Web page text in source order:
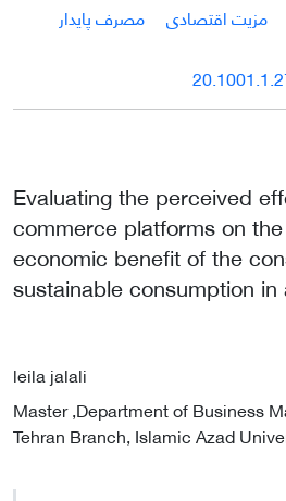
مزیت اقتصادی
مصرف پایدار
Evaluating the perceived
commerce platforms on
economic benefit of the
sustainable consumption
leila jalali
Master ,Department of Business
Tehran Branch, Islamic Azad